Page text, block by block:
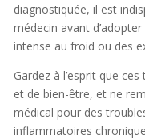
diagnostiquée, il est
médecin avant
intense au froid ou des
Gardez à l’esprit que
et de bien-être, et ne
médical pour des
inflammatoires